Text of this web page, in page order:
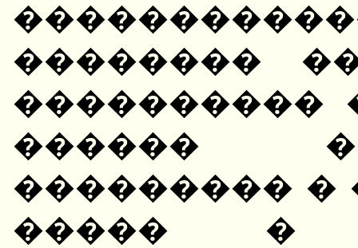
��������
����������
������
��������� �
����� �